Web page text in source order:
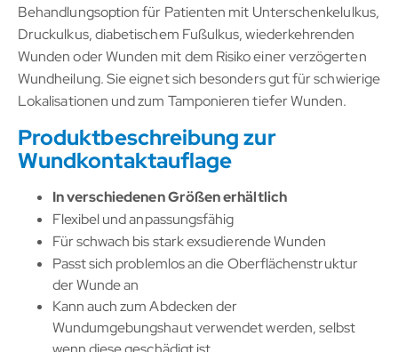
Behandlungsoption für Patienten mit Unterschenkelulkus,
Druckulkus, diabetischem Fußulkus, wiederkehrenden
Wunden oder Wunden mit dem Risiko einer verzögerten
Wundheilung. Sie eignet sich besonders gut für schwierige
Lokalisationen und zum Tamponieren tiefer Wunden.
Produktbeschreibung zur
Wundkontaktauflage
In verschiedenen Größen erhältlich
Flexibel und anpassungsfähig
Für schwach bis stark exsudierende Wunden
Passt sich problemlos an die Oberflächenstruktur
der Wunde an
Kann auch zum Abdecken der
Wundumgebungshaut verwendet werden, selbst